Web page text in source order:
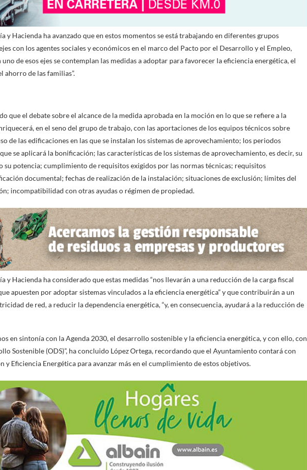
y Hacienda ha avanzado que en estos momentos se está trabajando en diferentes grupos
con los agentes sociales y económicos en el marco del Pacto por el Desarrollo y el Empleo,
uno de esos ejes se contemplan las medidas a adoptar para favorecer la eficiencia energética, el
ahorro de las familias”.
que el debate sobre el alcance de la medida aprobada en la moción en lo que se refiere a la
en el seno del grupo de trabajo, con las aportaciones de los equipos técnicos sobre
de las edificaciones en las que se instalan los sistemas de aprovechamiento; los periodos
se aplicará la bonificación; las características de los sistemas de aprovechamiento, es decir, su
su potencia; cumplimiento de requisitos exigidos por las normas técnicas; requisitos
documental; fechas de realización de la instalación; situaciones de exclusión; límites del
incompatibilidad con otras ayudas o régimen de propiedad.
y Hacienda ha considerado que estas medidas “nos llevarán a una reducción de la carga fiscal
apuesten por adoptar sistemas vinculados a la eficiencia energética” y que contribuirán a un
de red, a reducir la dependencia energética, “y, en consecuencia, ayudará a la reducción de
en sintonía con la Agenda 2030, el desarrollo sostenible y la eficiencia energética, y con ello, con
Sostenible (ODS)”, ha concluido López Ortega, recordando que el Ayuntamiento contará con
y Eficiencia Energética para avanzar más en el cumplimiento de estos objetivos.